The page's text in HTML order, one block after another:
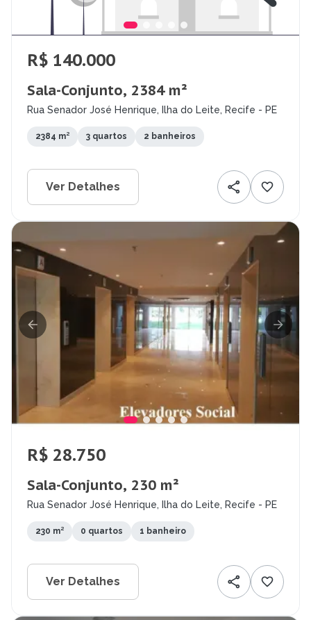
R$ 140.000
Sala-Conjunto, 2384 m²
Rua Senador José Henrique, Ilha do Leite, Recife - PE
2384 m² 3 quartos 2 banheiros
Ver Detalhes
R$ 28.750
Sala-Conjunto, 230 m²
Rua Senador José Henrique, Ilha do Leite, Recife - PE
230 m² 0 quartos 1 banheiro
Ver Detalhes